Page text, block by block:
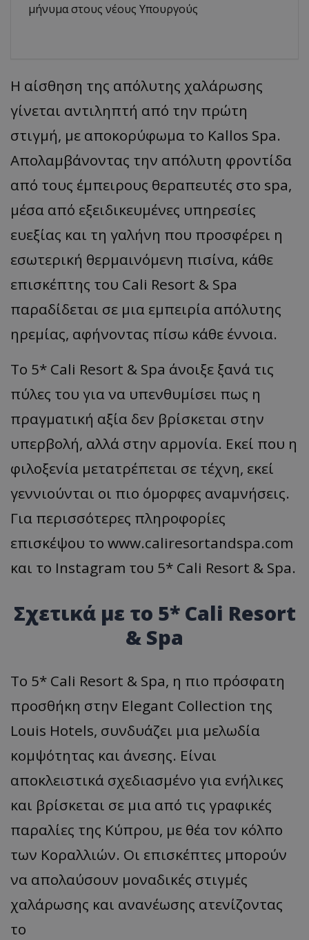
μήνυμα στους νέους Υπουργούς
Η αίσθηση της απόλυτης χαλάρωσης
γίνεται αντιληπτή από την πρώτη
στιγμή, με αποκορύφωμα το Kallos Spa.
Απολαμβάνοντας την απόλυτη φροντίδα
από τους έμπειρους θεραπευτές στο spa,
μέσα από εξειδικευμένες υπηρεσίες
ευεξίας και τη γαλήνη που προσφέρει η
εσωτερική θερμαινόμενη πισίνα, κάθε
επισκέπτης του Cali Resort & Spa
παραδίδεται σε μια εμπειρία απόλυτης
ηρεμίας, αφήνοντας πίσω κάθε έννοια.
Το 5* Cali Resort & Spa άνοιξε ξανά τις
πύλες του για να υπενθυμίσει πως η
πραγματική αξία δεν βρίσκεται στην
υπερβολή, αλλά στην αρμονία. Εκεί που η
φιλοξενία μετατρέπεται σε τέχνη, εκεί
γεννιούνται οι πιο όμορφες αναμνήσεις.
Για περισσότερες πληροφορίες
επισκέψου το www.caliresortandspa.com
και το Instagram του 5* Cali Resort & Spa.
Σχετικά με το 5* Cali Resort
& Spa
Το 5* Cali Resort & Spa, η πιο πρόσφατη
προσθήκη στην Elegant Collection της
Louis Hotels, συνδυάζει μια μελωδία
κομψότητας και άνεσης. Είναι
αποκλειστικά σχεδιασμένο για ενήλικες
και βρίσκεται σε μια από τις γραφικές
παραλίες της Κύπρου, με θέα τον κόλπο
των Κοραλλιών. Οι επισκέπτες μπορούν
να απολαύσουν μοναδικές στιγμές
χαλάρωσης και ανανέωσης ατενίζοντας
το